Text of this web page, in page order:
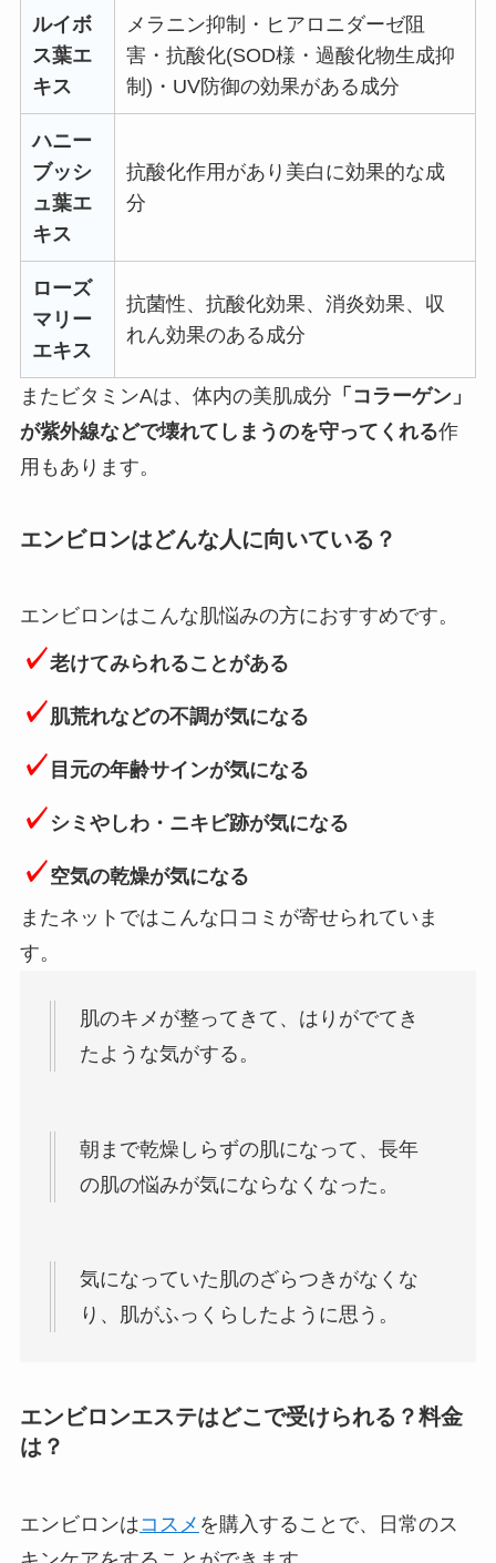
ルイボ
ス葉エ
キス
メラニン抑制・ヒアロニダーゼ阻
害・抗酸化(SOD様・過酸化物生成抑
制)・UV防御の効果がある成分
ハニー
ブッシ
ュ葉エ
キス
抗酸化作用があり美白に効果的な成
分
ローズ
マリー
エキス
抗菌性、抗酸化効果、消炎効果、収
れん効果のある成分
またビタミンAは、体内の美肌成分 「コラーゲン」
が紫外線などで壊れてしまうのを守ってくれる作
用もあります。
エンビロンはどんな人に向いている？
エンビロンはこんな肌悩みの方におすすめです。
✓老けてみられることがある
✓肌荒れなどの不調が気になる
✓ 目元の年齢サインが気になる
✓ シミやしわ・ニキビ跡が気になる
✓空気の乾燥が気になる
またネットではこんな口コミが寄せられていま
す。
肌のキメが整ってきて、はりがでてき
たような気がする。
朝まで乾燥しらずの肌になって、長年
の肌の悩みが気にならなくなった。
気になっていた肌のざらつきがなくな
り、肌がふっくらしたように思う。
エンビロンエステはどこで受けられる？料金
は？
エンビロンはコスメ を購入することで、日常のス